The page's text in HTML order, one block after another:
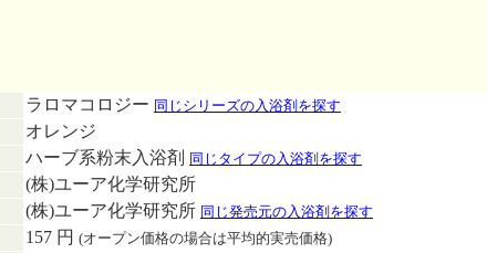
ラロマコロジー 同じシリーズの入浴剤を探す
オレンジ
ハーブ系粉末入浴剤 同じタイプの入浴剤を探す
(株)ユーア化学研究所
(株)ユーア化学研究所 同じ発売元の入浴剤を探す
157 円 (オープン価格の場合は平均的実売価格)